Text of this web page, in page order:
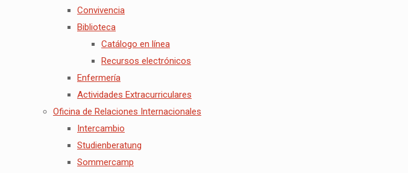
Convivencia
Biblioteca
Catálogo en línea
Recursos electrónicos
Enfermería
Actividades Extracurriculares
Oficina de Relaciones Internacionales
Intercambio
Studienberatung
Sommercamp